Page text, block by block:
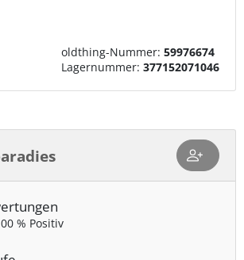
oldthing-Nummer: 59976674
Lagernummer: 377152071046
% Positiv